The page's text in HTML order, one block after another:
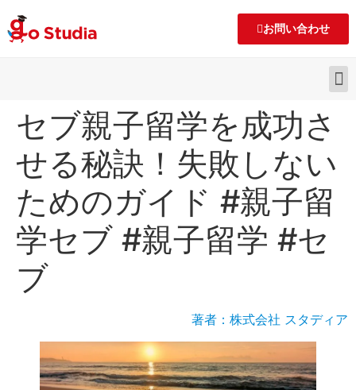
お問い合わせ
セブ親子留学を成功さ
せる秘訣！失敗しない
ためのガイド #親子留
学セブ #親子留学 #セ
ブ
著者：株式会社 スタディア